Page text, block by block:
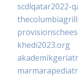
scdlqatar2022-
khedi2023.org